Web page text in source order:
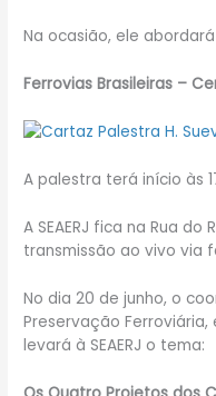
Na ocasião, ele
Ferrovias Brasileiras –
A palestra terá início às
A SEAERJ fica na Rua do
transmissão ao vivo via
No dia 20 de junho, o
Preservação
levará à SEAERJ o tema: